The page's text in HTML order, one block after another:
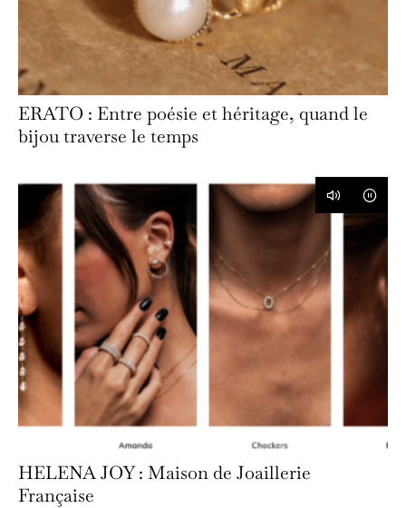
ERATO : Entre poésie et héritage, quand le
bijou traverse le temps
HELENA JOY : Maison de Joaillerie
Française